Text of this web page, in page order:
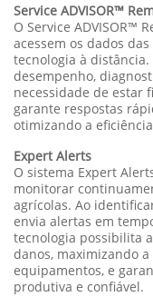
Service ADVISOR™
O Service ADVISOR™
acessem os dados
tecnologia à
desempenho,
necessidade de estar
garante respostas
otimizando a
Expert Alerts
O sistema Expert
monitorar
agrícolas. Ao
envia alertas em
tecnologia possibilita
danos, maximizando
equipamentos, e
produtiva e confiável.